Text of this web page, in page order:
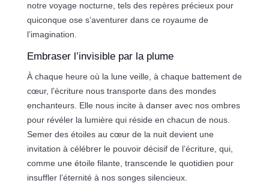
notre voyage nocturne, tels des repères précieux pour
quiconque ose s’aventurer dans ce royaume de
l’imagination.
Embraser l’invisible par la plume
À chaque heure où la lune veille, à chaque battement de
cœur, l’écriture nous transporte dans des mondes
enchanteurs. Elle nous incite à danser avec nos ombres
pour révéler la lumière qui réside en chacun de nous.
Semer des étoiles au cœur de la nuit devient une
invitation à célébrer le pouvoir décisif de l’écriture, qui,
comme une étoile filante, transcende le quotidien pour
insuffler l’éternité à nos songes silencieux.